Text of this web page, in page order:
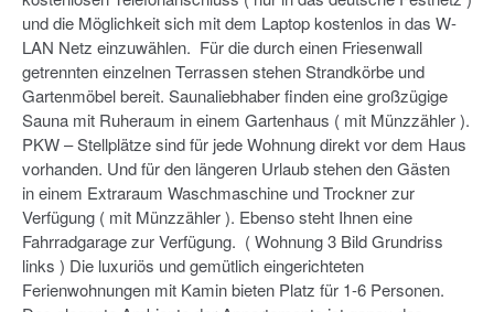
und die Möglichkeit sich mit dem Laptop kostenlos in das W-
LAN Netz einzuwählen. Für die durch einen Friesenwall
getrennten einzelnen Terrassen stehen Strandkörbe und
Gartenmöbel bereit. Saunaliebhaber finden eine großzügige
Sauna mit Ruheraum in einem Gartenhaus ( mit Münzzähler ).
PKW – Stellplätze sind für jede Wohnung direkt vor dem Haus
vorhanden. Und für den längeren Urlaub stehen den Gästen
in einem Extraraum Waschmaschine und Trockner zur
Verfügung ( mit Münzzähler ). Ebenso steht Ihnen eine
Fahrradgarage zur Verfügung. ( Wohnung 3 Bild Grundriss
links ) Die luxuriös und gemütlich eingerichteten
Ferienwohnungen mit Kamin bieten Platz für 1-6 Personen.